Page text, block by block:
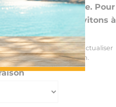
de l'UE et la Suisse. Pour
pays, nous vous invitons à
85 25 29 27
et votre langue pour actualiser
délais et frais de livraison.